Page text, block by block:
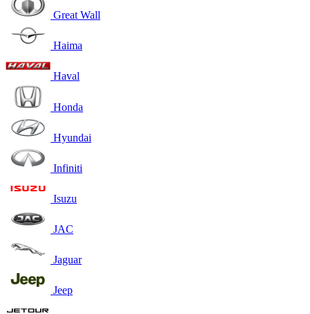
Great Wall
Haima
Haval
Honda
Hyundai
Infiniti
Isuzu
JAC
Jaguar
Jeep